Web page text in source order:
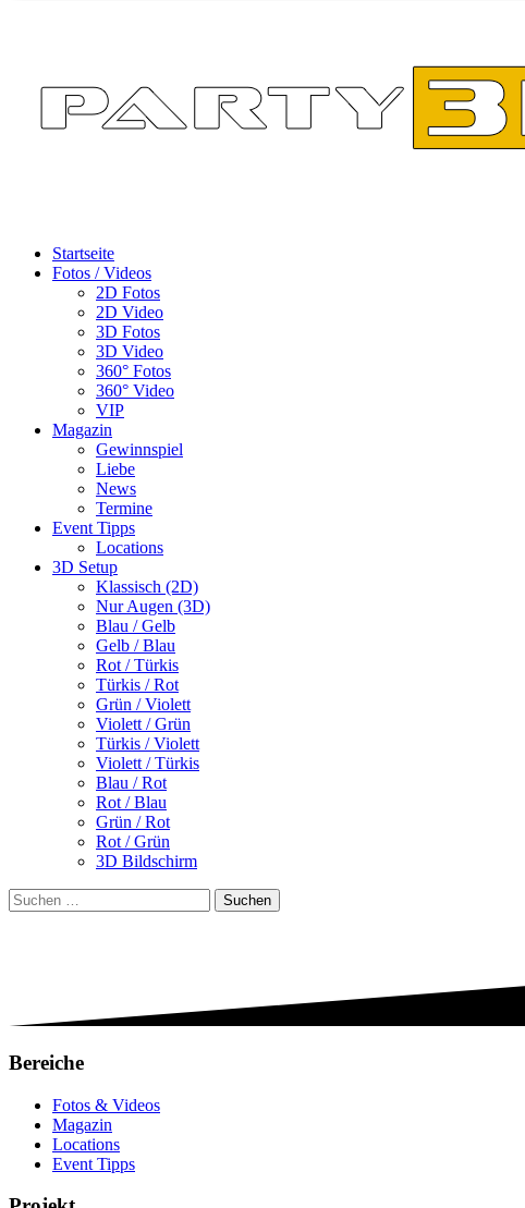
Startseite
Fotos / Videos
2D Fotos
2D Video
3D Fotos
3D Video
360° Fotos
360° Video
VIP
Magazin
Gewinnspiel
Liebe
News
Termine
Event Tipps
Locations
3D Setup
Klassisch (2D)
Nur Augen (3D)
Blau / Gelb
Gelb / Blau
Rot / Türkis
Türkis / Rot
Grün / Violett
Violett / Grün
Türkis / Violett
Violett / Türkis
Blau / Rot
Rot / Blau
Grün / Rot
Rot / Grün
3D Bildschirm
Suchen
nach:
Bereiche
Fotos & Videos
Magazin
Locations
Event Tipps